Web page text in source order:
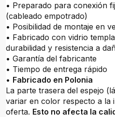
• Preparado para conexión
(cableado empotrado)
• Posibilidad de montaje en
• Fabricado con vidrio
durabilidad y resistencia a
• Garantía del fabricante
• Tiempo de entrega rápido
• Fabricado en Polonia
La parte trasera del espejo
variar en color respecto a la
oferta. Esto no afecta la